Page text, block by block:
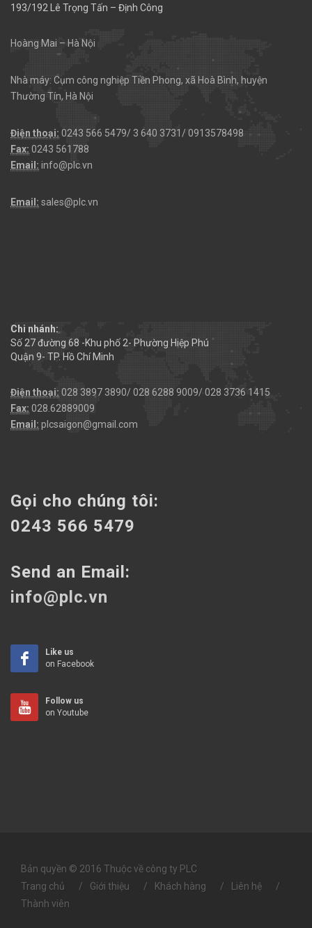
193/192 Lê Trọng Tấn – Định Công
Hoàng Mai – Hà Nội
Nhà máy: Cụm công nghiệp Tiền Phong, xã Hoà Bình, huyện
Thường Tín, Hà Nội
Điện thoại: 0243 566 5479/ 3 640 3731/ 0913578498
Fax: 0243 561788
Email: info@plc.vn
Email: sales@plc.vn
Chi nhánh:
Số 27 đường 68 -Khu phố 2- Phường Hiệp Phú
Quận 9- TP. Hồ Chí Minh
Điện thoại: 028 3897 3890/ 028 6288 9009/ 028 3736 1415
Fax: 028.62889009
Email: plcsaigon@gmail.com
Gọi cho chúng tôi:
0243 566 5479
Send an Email:
info@plc.vn
Like us
on Facebook
Follow us
on Youtube
Bản quyền © 2016 Thuộc về công ty PLC
Trang chủ
Giới thiệu Khách hàng
Liên hệ
Thành viên